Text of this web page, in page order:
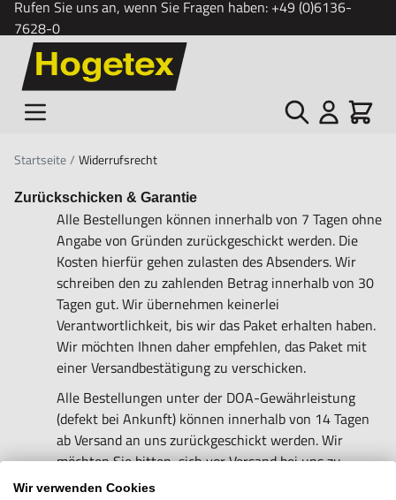
Rufen Sie uns an, wenn Sie Fragen haben: +49 (0)6136-
7628-0
Zum Inhalt springen
Suche Cart
Startseite/ Widerrufsrecht
Zurückschicken & Garantie
Alle Bestellungen können innerhalb von 7 Tagen ohne
Angabe von Gründen zurückgeschickt werden. Die
Kosten hierfür gehen zulasten des Absenders. Wir
schreiben den zu zahlenden Betrag innerhalb von 30
Tagen gut. Wir übernehmen keinerlei
Verantwortlichkeit, bis wir das Paket erhalten haben.
Wir möchten Ihnen daher empfehlen, das Paket mit
einer Versandbestätigung zu verschicken.
Alle Bestellungen unter der DOA-Gewährleistung
(defekt bei Ankunft) können innerhalb von 14 Tagen
ab Versand an uns zurückgeschickt werden. Wir
möchten Sie bitten, sich vor Versand bei uns zu
melden, damit wir die Details besprechen können.
Wir verwenden Cookies